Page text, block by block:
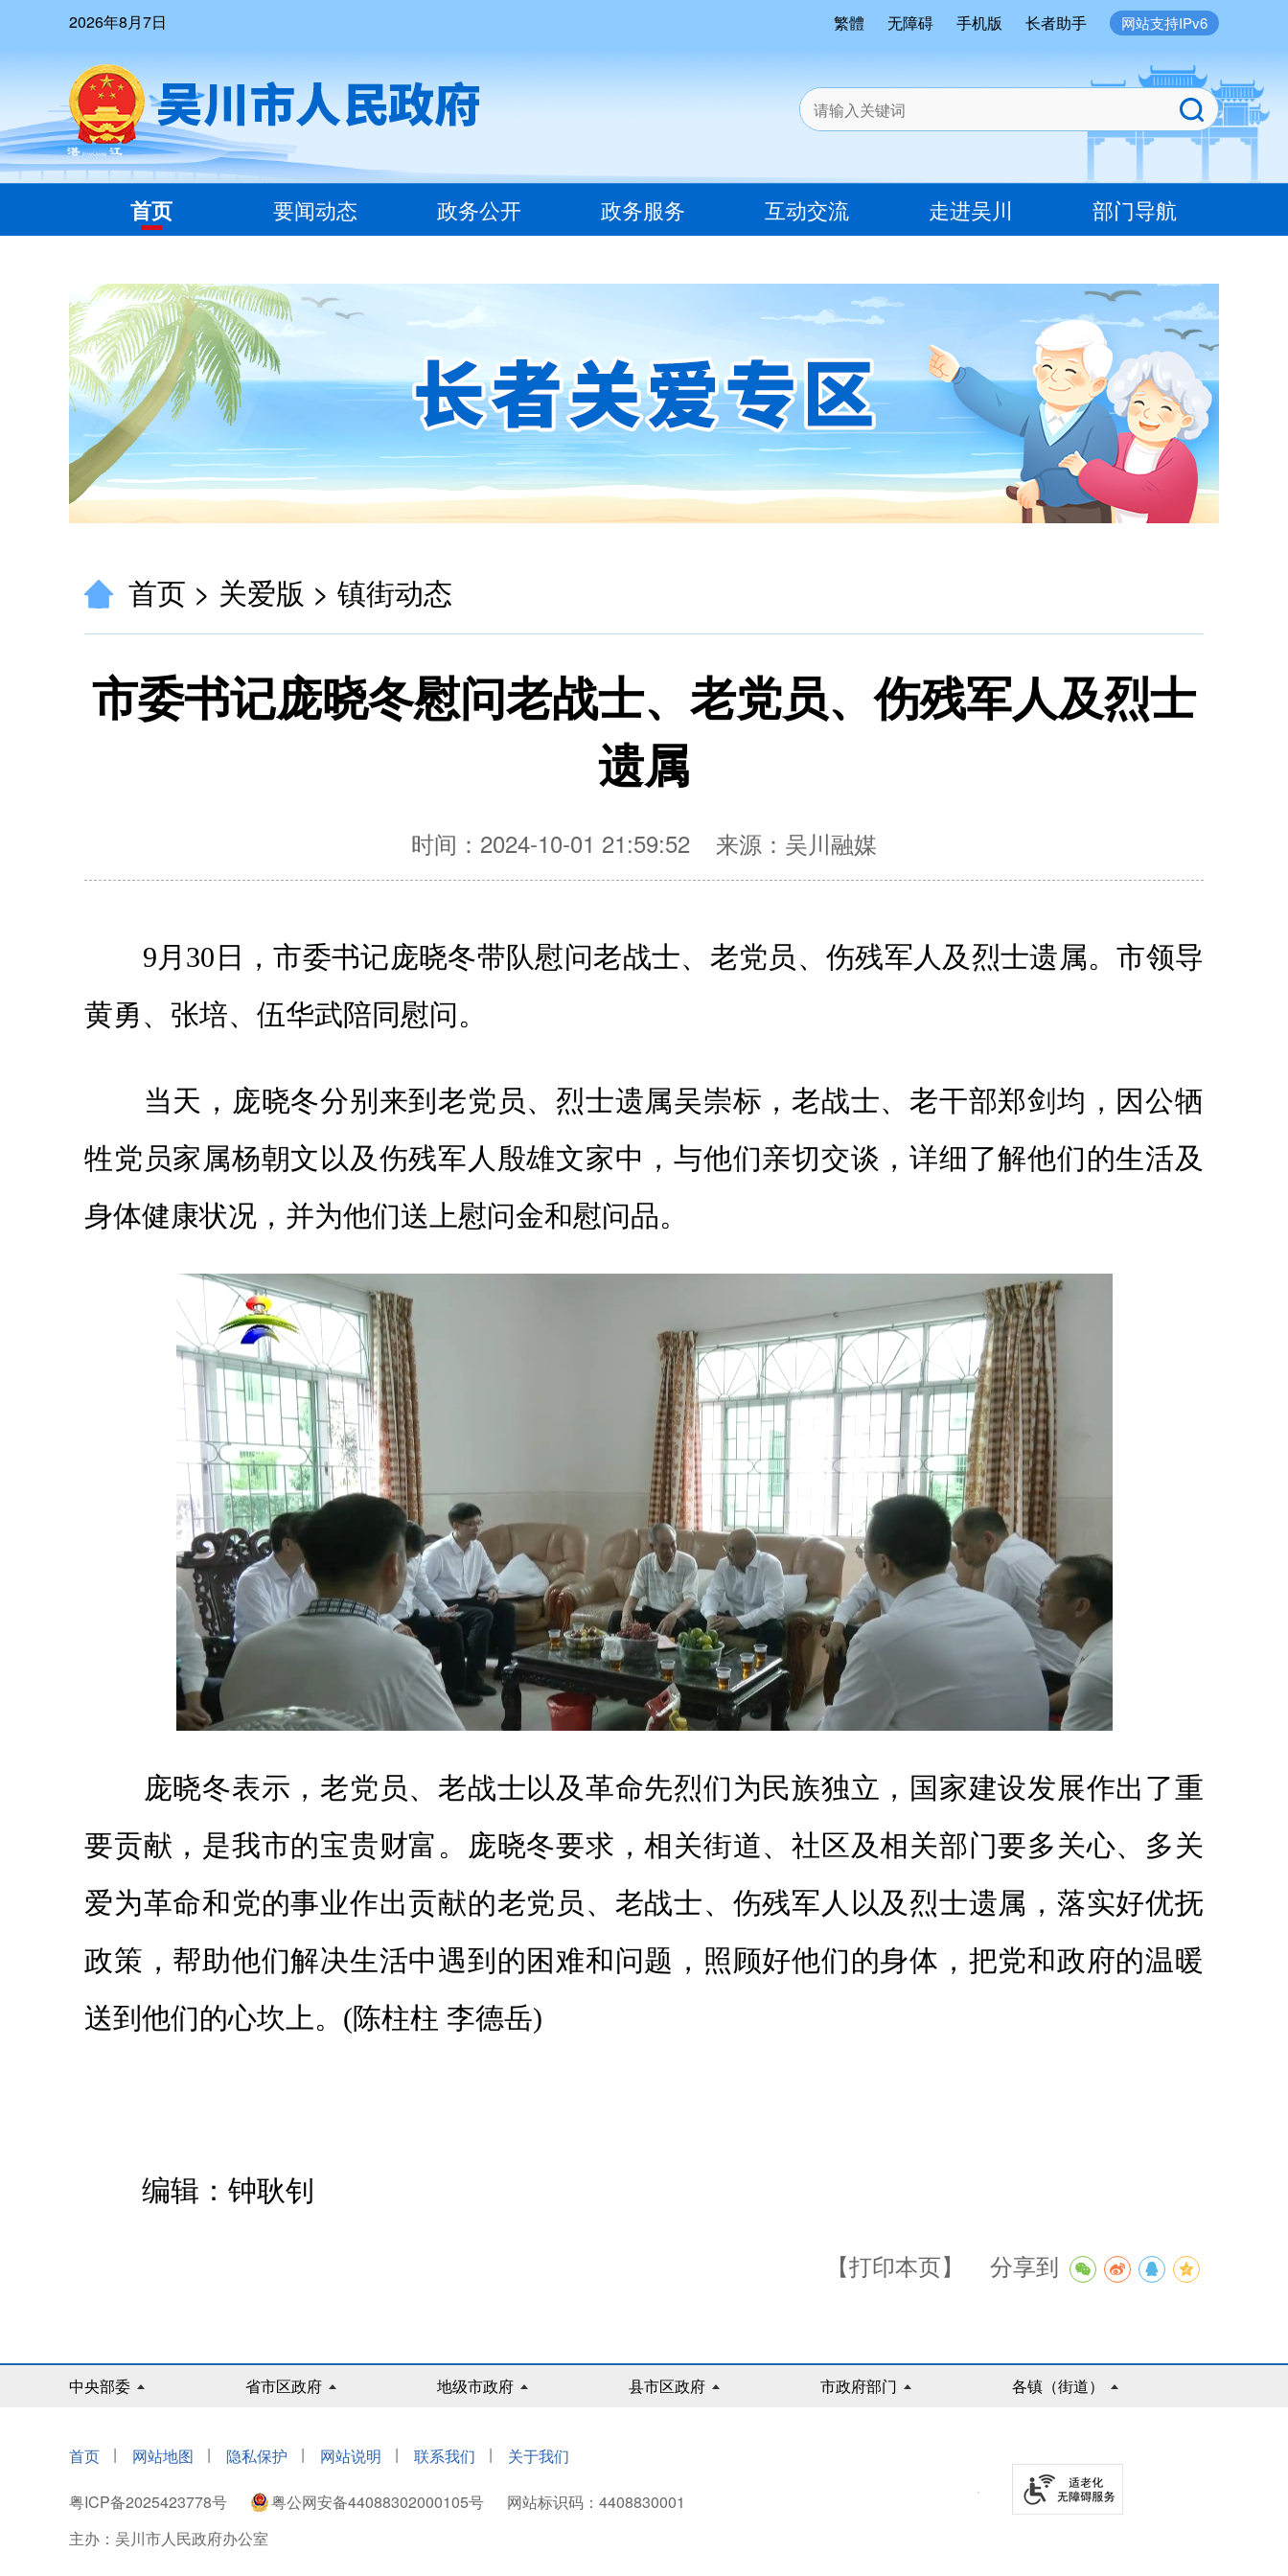
2026年8月7日 繁體 无障碍 手机版 长者助手 网站支持IPv6
首页 要闻动态 政务公开 政务服务 互动交流 走进吴川 部门导航
首页 > 关爱版 > 镇街动态
市委书记庞晓冬慰问老战士、老党员、伤残军人及烈士
遗属
时间：2024-10-01 21:59:52 来源：吴川融媒
9月30日，市委书记庞晓冬带队慰问老战士、老党员、伤残军人及烈士遗属。市领导
黄勇、张培、伍华武陪同慰问。
当天，庞晓冬分别来到老党员、烈士遗属吴崇标，老战士、老干部郑剑均，因公牺
牲党员家属杨朝文以及伤残军人殷雄文家中，与他们亲切交谈，详细了解他们的生活及
身体健康状况，并为他们送上慰问金和慰问品。
庞晓冬表示，老党员、老战士以及革命先烈们为民族独立，国家建设发展作出了重
要贡献，是我市的宝贵财富。庞晓冬要求，相关街道、社区及相关部门要多关心、多关
爱为革命和党的事业作出贡献的老党员、老战士、伤残军人以及烈士遗属，落实好优抚
政策，帮助他们解决生活中遇到的困难和问题，照顾好他们的身体，把党和政府的温暖
送到他们的心坎上。(陈柱柱 李德岳)
编辑：钟耿钊
【打印本页】 分享到
中央部委 省市区政府 地级市政府 县市区政府 市政府部门 各镇（街道）
首页 | 网站地图 | 隐私保护 | 网站说明 | 联系我们 | 关于我们
粤ICP备2025423778号 粤公网安备44088302000105号
网站标识码：4408830001
主办：吴川市人民政府办公室